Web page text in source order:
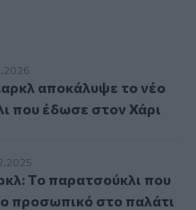
αποκάλυψε το νέο
αποκάλυψε το νέο
που έδωσε στον Χάρι
Το παρατσούκλι που της
Το παρατσούκλι που
προσωπικό στο παλάτι